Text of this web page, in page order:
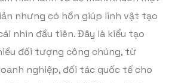
nhưng có hồn giúp linh vật tạo
nhìn đầu tiên. Đây là kiểu tạo
đối tượng công chúng, từ
nghiệp, đối tác quốc tế cho